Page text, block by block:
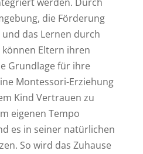
die Förderung
das Lernen durch
Eltern ihren
Grundlage für ihre
Montessori-Erziehung
Kind Vertrauen zu
eigenen Tempo
es in seiner natürlichen
So wird das Zuhause